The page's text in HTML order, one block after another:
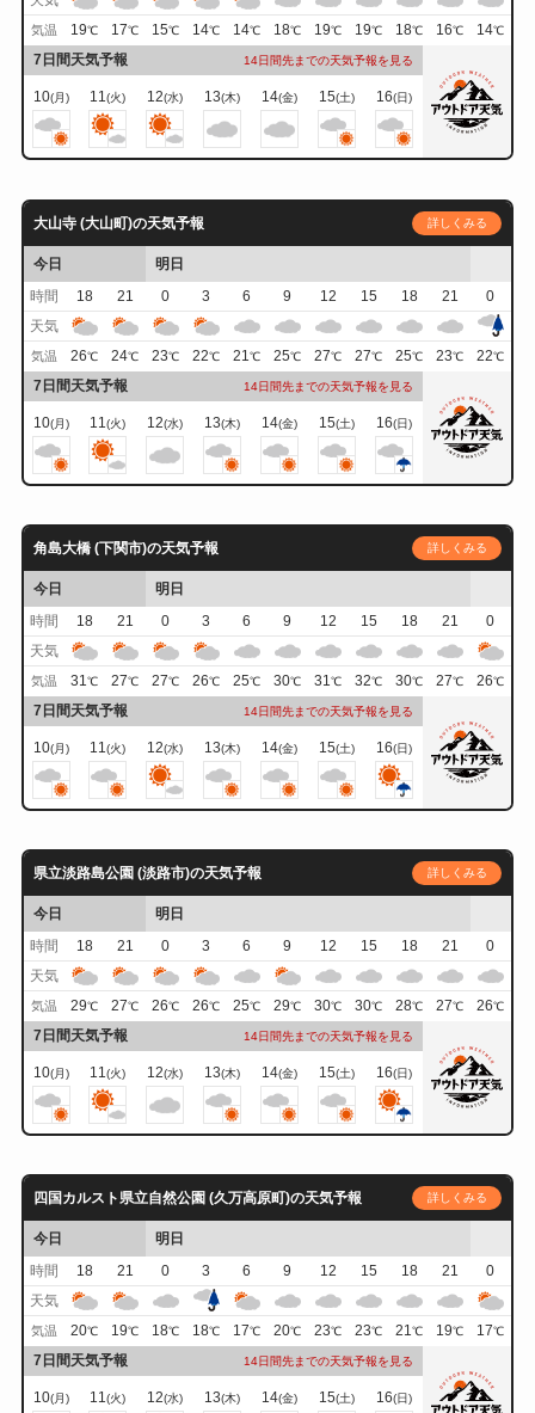
気温 19℃ 17℃ 15℃ 14℃ 14℃ 18℃ 19℃ 19℃ 18℃ 16℃ 14℃
7日間天気予報 14日間先までの天気予報を見る
10(月) 11(火) 12(水) 13(木) 14(金) 15(土) 16(日)
大山寺 (大山町)の天気予報 詳しくみる
今日
明日
時間
18 21 0 3 6 9 12 15 18 21
0
天気
気温 26℃ 24℃ 23℃ 22℃ 21℃ 25℃ 27℃ 27℃ 25℃ 23℃ 22℃
7日間天気予報 14日間先までの天気予報を見る
10(月) 11(火) 12(水) 13(木) 14(金) 15(土) 16(日)
角島大橋 (下関市)の天気予報 詳しくみる
今日
明日
時間
18 21 0 3 6 9 12 15 18 21
0
天気
気温 31℃ 27℃ 27℃ 26℃ 25℃ 30℃ 31℃ 32℃ 30℃ 27℃ 26℃
7日間天気予報 14日間先までの天気予報を見る
10(月) 11(火) 12(水) 13(木) 14(金) 15(土) 16(日)
県立淡路島公園 (淡路市)の天気予報 詳しくみる
今日
明日
時間
18 21 0 3 6 9 12 15 18 21
0
天気
気温 29℃ 27℃ 26℃ 26℃ 25℃ 29℃ 30℃ 30℃ 28℃ 27℃ 26℃
7日間天気予報 14日間先までの天気予報を見る
10(月) 11(火) 12(水) 13(木) 14(金) 15(土) 16(日)
四国カルスト県立自然公園 (久万高原町)の天気予報 詳しくみる
今日
明日
時間
18 21 0 3 6 9 12 15 18 21
0
天気
気温 20℃ 19℃ 18℃ 18℃ 17℃ 20℃ 23℃ 23℃ 21℃ 19℃ 17℃
7日間天気予報 14日間先までの天気予報を見る
10(月) 11(火) 12(水) 13(木) 14(金) 15(土) 16(日)